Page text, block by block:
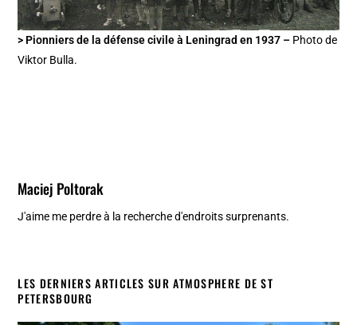
> Pionniers de la défense civile à Leningrad en 1937 – Photo de
Viktor Bulla.
Maciej Poltorak
J'aime me perdre à la recherche d'endroits surprenants.
LES DERNIERS ARTICLES SUR ATMOSPHERE DE ST
PETERSBOURG